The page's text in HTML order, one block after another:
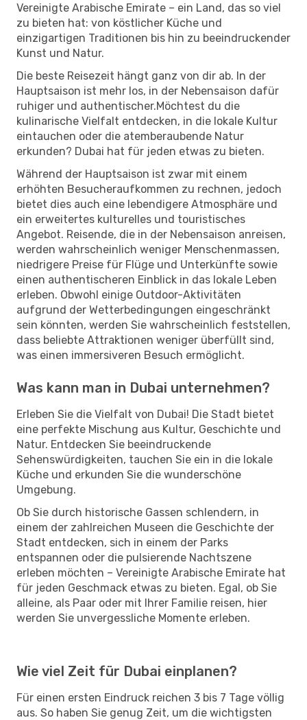
Vereinigte Arabische Emirate – ein Land, das so viel
zu bieten hat: von köstlicher Küche und
einzigartigen Traditionen bis hin zu beeindruckender
Kunst und Natur.
Die beste Reisezeit hängt ganz von dir ab. In der
Hauptsaison ist mehr los, in der Nebensaison dafür
ruhiger und authentischer.Möchtest du die
kulinarische Vielfalt entdecken, in die lokale Kultur
eintauchen oder die atemberaubende Natur
erkunden? Dubai hat für jeden etwas zu bieten.
Während der Hauptsaison ist zwar mit einem
erhöhten Besucheraufkommen zu rechnen, jedoch
bietet dies auch eine lebendigere Atmosphäre und
ein erweitertes kulturelles und touristisches
Angebot. Reisende, die in der Nebensaison anreisen,
werden wahrscheinlich weniger Menschenmassen,
niedrigere Preise für Flüge und Unterkünfte sowie
einen authentischeren Einblick in das lokale Leben
erleben. Obwohl einige Outdoor-Aktivitäten
aufgrund der Wetterbedingungen eingeschränkt
sein könnten, werden Sie wahrscheinlich feststellen,
dass beliebte Attraktionen weniger überfüllt sind,
was einen immersiveren Besuch ermöglicht.
Was kann man in Dubai unternehmen?
Erleben Sie die Vielfalt von Dubai! Die Stadt bietet
eine perfekte Mischung aus Kultur, Geschichte und
Natur. Entdecken Sie beeindruckende
Sehenswürdigkeiten, tauchen Sie ein in die lokale
Küche und erkunden Sie die wunderschöne
Umgebung.
Ob Sie durch historische Gassen schlendern, in
einem der zahlreichen Museen die Geschichte der
Stadt entdecken, sich in einem der Parks
entspannen oder die pulsierende Nachtszene
erleben möchten – Vereinigte Arabische Emirate hat
für jeden Geschmack etwas zu bieten. Egal, ob Sie
alleine, als Paar oder mit Ihrer Familie reisen, hier
werden Sie unvergessliche Momente erleben.
Wie viel Zeit für Dubai einplanen?
Für einen ersten Eindruck reichen 3 bis 7 Tage völlig
aus. So haben Sie genug Zeit, um die wichtigsten